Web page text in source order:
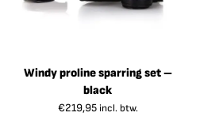
Windy proline sparring set –
black
€219,95 incl. btw.